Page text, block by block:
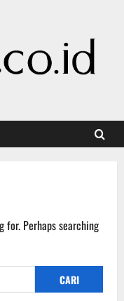
for. Perhaps searching